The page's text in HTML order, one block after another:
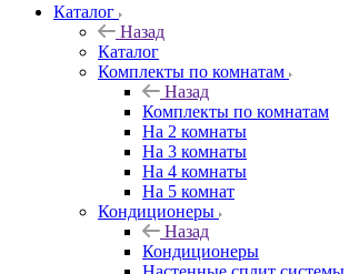
Каталог
Назад
Каталог
Комплекты по комнатам
Назад
Комплекты по комнатам
На 2 комнаты
На 3 комнаты
На 4 комнаты
На 5 комнат
Кондиционеры
Назад
Кондиционеры